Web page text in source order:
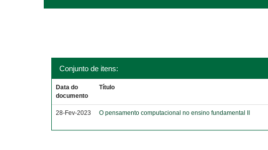
Conjunto de itens:
Data do
documento
Título
28-Fev-2023 O pensamento computacional no ensino fundamental II